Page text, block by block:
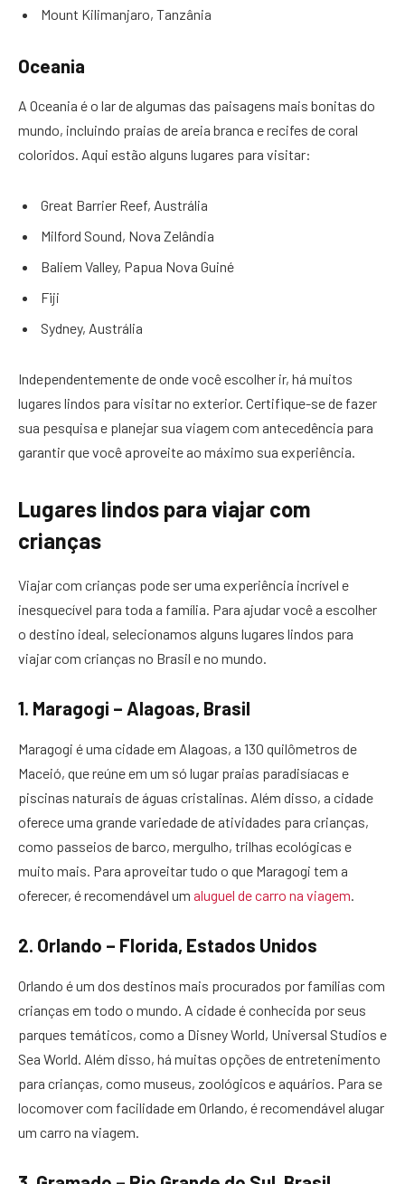
Mount Kilimanjaro, Tanzânia
Oceania
A Oceania é o lar de algumas das paisagens mais bonitas do
mundo, incluindo praias de areia branca e recifes de coral
coloridos. Aqui estão alguns lugares para visitar:
Great Barrier Reef, Austrália
Milford Sound, Nova Zelândia
Baliem Valley, Papua Nova Guiné
Fiji
Sydney, Austrália
Independentemente de onde você escolher ir, há muitos
lugares lindos para visitar no exterior. Certifique-se de fazer
sua pesquisa e planejar sua viagem com antecedência para
garantir que você aproveite ao máximo sua experiência.
Lugares lindos para viajar com
crianças
Viajar com crianças pode ser uma experiência incrível e
inesquecível para toda a família. Para ajudar você a escolher
o destino ideal, selecionamos alguns lugares lindos para
viajar com crianças no Brasil e no mundo.
1. Maragogi – Alagoas, Brasil
Maragogi é uma cidade em Alagoas, a 130 quilômetros de
Maceió, que reúne em um só lugar praias paradisíacas e
piscinas naturais de águas cristalinas. Além disso, a cidade
oferece uma grande variedade de atividades para crianças,
como passeios de barco, mergulho, trilhas ecológicas e
muito mais. Para aproveitar tudo o que Maragogi tem a
oferecer, é recomendável um aluguel de carro na viagem.
2. Orlando – Florida, Estados Unidos
Orlando é um dos destinos mais procurados por famílias com
crianças em todo o mundo. A cidade é conhecida por seus
parques temáticos, como a Disney World, Universal Studios e
Sea World. Além disso, há muitas opções de entretenimento
para crianças, como museus, zoológicos e aquários. Para se
locomover com facilidade em Orlando, é recomendável alugar
um carro na viagem.